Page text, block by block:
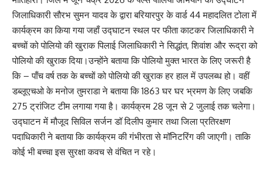
जिलाधिकारी सौरभ सुमन यादव के द्वारा बरियारपुर के वार्ड 44 महादलित टोला में
कार्यक्रम का किया गया जहाँ उद्घाटन स्थल पर फीता काटकर जिलाधिकारी ने
बच्चों को पोलियो की खुराक पिलाई जिलाधिकारी ने सिद्धांत, शिवांश और रूद्रा को
पोलियो की खुराक दिया।उन्होंने बताया कि पोलियो मुक्त भारत के लिए जरूरी है
कि – पाँच वर्ष तक के बच्चों को पोलियो की खुराक हर हाल में उपलब्ध हो। वहीं
डब्लूएचओ के मनोज तुमराडा ने बताया कि 1863 घर घर भ्रमण के लिए जबकि
275 ट्रांजिट टीम लगाया गया है। कार्यक्रम 28 जून से 2 जुलाई तक चलेगा।
उद्घाटन में मौजूद सिविल सर्जन डॉ दिलीप कुमार तथा जिला प्रतिरक्षण
पदाधिकारी ने बताया कि कार्यक्रम की गंभीरता से मॉनिटरिंग की जाएगी। ताकि
कोई भी बच्चा इस सुरक्षा कवच से वंचित न रहे।